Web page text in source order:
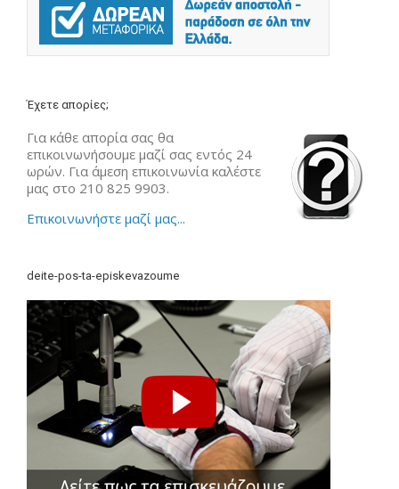
Έχετε απορίες;
Για κάθε απορία σας θα
επικοινωνήσουμε μαζί σας εντός 24
ωρών. Για άμεση επικοινωνία καλέστε
μας στο 210 825 9903.
Επικοινωνήστε μαζί μας...
deite-pos-ta-episkevazoume